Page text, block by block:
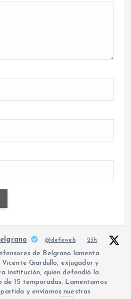
@defeweb · 23h
de Belgrano lamenta
Giardullo, exjugador y
institución, quien defendió la
de 15 temporadas. Lamentamos
y enviamos nuestras